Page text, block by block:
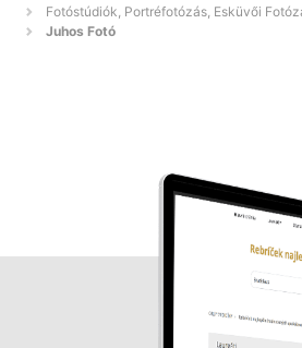
Fotóstúdiók, Portréfotózás, Esküvői
Juhos Fotó